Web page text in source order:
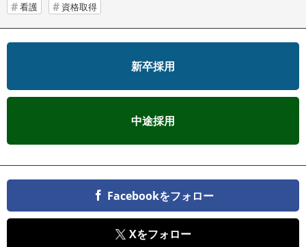
看護
資格取得
新卒採用
中途採用
Facebookをフォロー
Xをフォロー